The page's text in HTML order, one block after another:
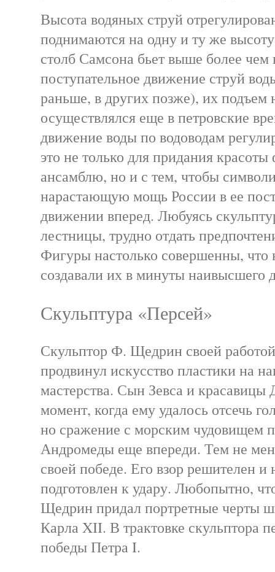
Высота водяных струй
поднимаются на одну и ту же
столб Самсона бьет выше более чем
поступательное движение струй
раньше, в других позже), их
осуществлялся еще в петровские
движение воды по водоводам
это не только для придания
ансамблю, но и с тем, чтобы
нарастающую мощь России в ее
движении вперед. Любуясь
лестницы, трудно отдать
Фигуры настолько совершенны, что
создавали их в минуты наивысшего
Скульптура «Персей»
Скульптор Ф. Щедрин своей
продвинул искусство пластики на
мастерства. Сын Зевса и красавицы
момент, когда ему удалось отсечь
но сражение с морским чудовищем
Андромеды еще впереди. Тем не
своей победе. Его взор решителен
подготовлен к удару. Любопытно,
Щедрин придал портретные черты
Карла XII. В трактовке скульптора
победы Петра I.